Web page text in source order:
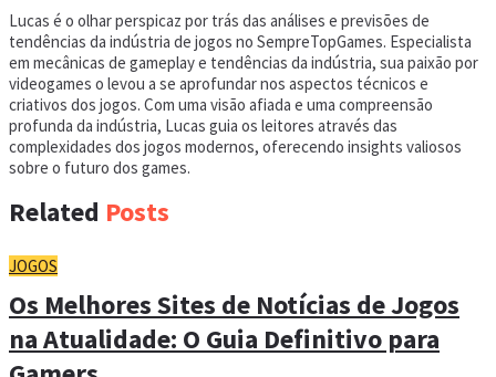
Lucas é o olhar perspicaz por trás das análises e previsões de
tendências da indústria de jogos no SempreTopGames. Especialista
em mecânicas de gameplay e tendências da indústria, sua paixão por
videogames o levou a se aprofundar nos aspectos técnicos e
criativos dos jogos. Com uma visão afiada e uma compreensão
profunda da indústria, Lucas guia os leitores através das
complexidades dos jogos modernos, oferecendo insights valiosos
sobre o futuro dos games.
Related Posts
JOGOS
Os Melhores Sites de Notícias de Jogos
na Atualidade: O Guia Definitivo para